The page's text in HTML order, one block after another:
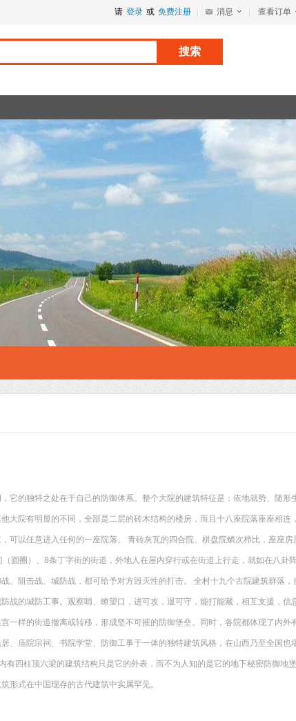
请 登录 或 免费注册 消息 查看订单
搜索
它的独特之处在于自己的防御体系。整个大院的建筑特征是：依地就势、随形
大院有明显的不同，全部是二层的砖木结构的楼房，而且十八座院落座座相连
可以任意进入任何的一座院落。 青砖灰瓦的四合院、棋盘院鳞次栉比，座座房
圆圈）、8条丁字街的街道，外地人在屋内穿行或在街道上行走，就如在八卦
、阻击战、城防战，都可给予对方毁灭性的打击。 全村十九个古院建筑群落，
战的城防工事。观察哨、瞭望口，进可攻，退可守，能打能藏，相互支援，信
一样的街道撤离或转移，形成坚不可摧的防御堡垒。同时，各院都体现了内外
、庙院宗祠、书院学堂、防御工事于一体的独特建筑风格，在山西乃至全国也
有四柱顶六梁的建筑结构只是它的外表，而不为人知的是它的地下秘密防御地
形式在中国现存的古代建筑中实属罕见。